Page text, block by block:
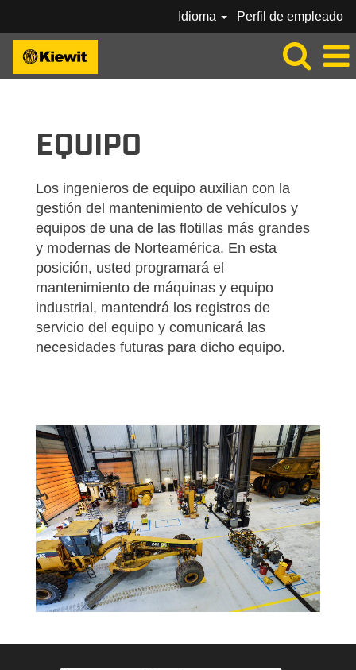
Idioma Perfil de empleado
EQUIPO
Los ingenieros de equipo auxilian con la
gestión del mantenimiento de vehículos y
equipos de una de las flotillas más grandes
y modernas de Norteamérica. En esta
posición, usted programará el
mantenimiento de máquinas y equipo
industrial, mantendrá los registros de
servicio del equipo y comunicará las
necesidades futuras para dicho equipo.